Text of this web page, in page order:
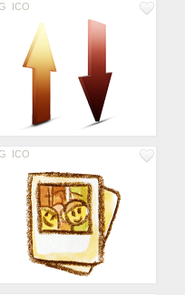
ICO
ICO